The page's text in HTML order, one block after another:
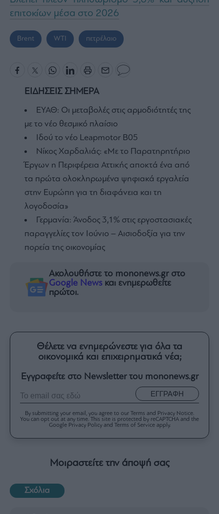
επιτοκίων μέσα στο 2026
Brent WTI πετρέλαιο
ΕΙΔΗΣΕΙΣ ΣΗΜΕΡΑ
ΕΥΑΘ: Οι μεταβολές στις αρμοδιότητές της
με το νέο θεσμικό πλαίσιο
Ιδού τo νέο Leapmotor B05
Νίκος Χαρδαλιάς: «Με το Παρατηρητήριο
Έργων η Περιφέρεια Αττικής αποκτά ένα από
τα πρώτα ολοκληρωμένα ψηφιακά εργαλεία
στην Ευρώπη για τη διαφάνεια και τη
λογοδοσία»
Γερμανία: Άνοδος 3,1% στις εργοστασιακές
παραγγελίες τον Ιούνιο – Αισιοδοξία για την
πορεία της οικονομίας
Ακολουθήστε το mononews.gr στο
Google News και ενημερωθείτε
πρώτοι.
Θέλετε να ενημερώνεστε για όλα τα
οικονομικά και επιχειρηματικά νέα;
Εγγραφείτε στο Newsletter του mononews.gr
ΕΓΓΡΑΦΗ
By submitting your email, you agree to our Terms and Privacy Notice.
You can opt out at any time. This site is protected by reCAPTCHA and the
Google Privacy Policy and Terms of Service apply.
Μοιραστείτε την άποψή σας
Σχόλια